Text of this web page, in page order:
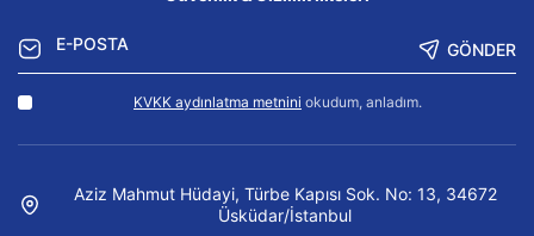
GÖNDER
KVKK aydınlatma metnini okudum, anladım.
Aziz Mahmut Hüdayi, Türbe Kapısı Sok. No: 13, 34672
Üsküdar/İstanbul